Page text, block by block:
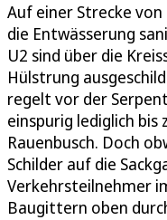
Auf einer Strecke
die Entwässerung
U2 sind über die
Hülstrung
regelt vor der
einspurig lediglich bis
Rauenbusch. Doch
Schilder auf die
Verkehrsteilnehmer
Baugittern oben